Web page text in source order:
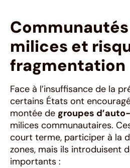
milices et
fragmentation
Face à l’insuffisance de la
certains États ont
montée de groupes
milices communautaires.
court terme, participer à la
zones, mais ils introduisent
importants :